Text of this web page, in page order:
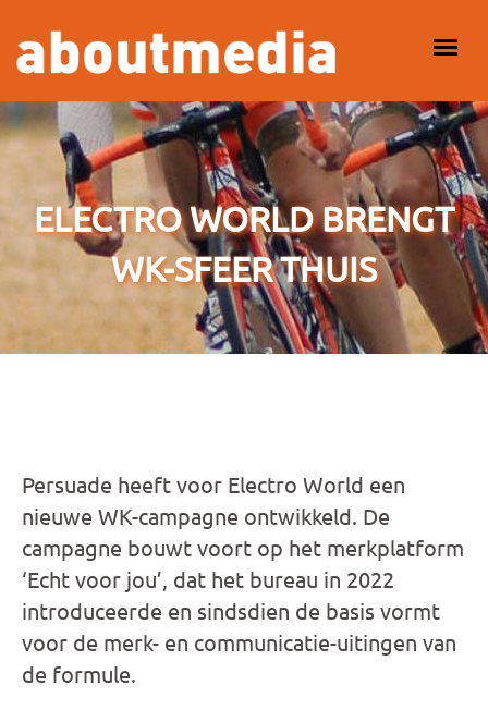
HOOFDMENU
ELECTRO WORLD BRENGT
WK-SFEER THUIS
Persuade heeft voor Electro World een
nieuwe WK-campagne ontwikkeld. De
campagne bouwt voort op het merkplatform
‘Echt voor jou’, dat het bureau in 2022
introduceerde en sindsdien de basis vormt
voor de merk- en communicatie-uitingen van
de formule.